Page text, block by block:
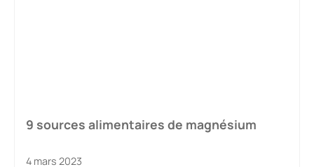
9 sources alimentaires de magnésium
4 mars 2023